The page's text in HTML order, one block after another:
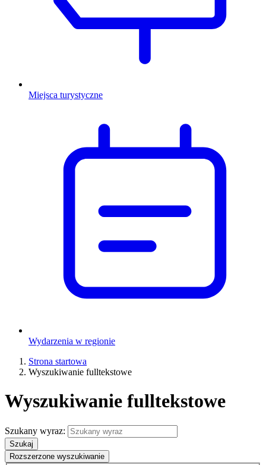
Miejsca turystyczne
Wydarzenia w regionie
Strona startowa
Wyszukiwanie fulltekstowe
Wyszukiwanie fulltekstowe
Szukany wyraz:
Szukaj
Rozszerzone wyszukiwanie